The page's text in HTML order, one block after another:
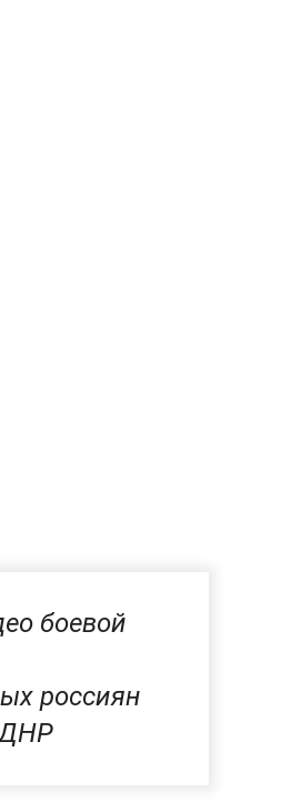
боевой
россиян
ДНР